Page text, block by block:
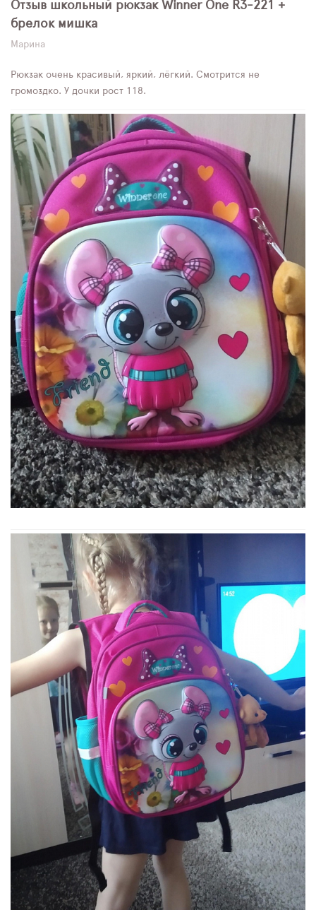
Отзыв школьный рюкзак Winner One R3-221 +
брелок мишка
Марина
Рюкзак очень красивый, яркий, лёгкий. Смотрится не
громоздко. У дочки рост 118.